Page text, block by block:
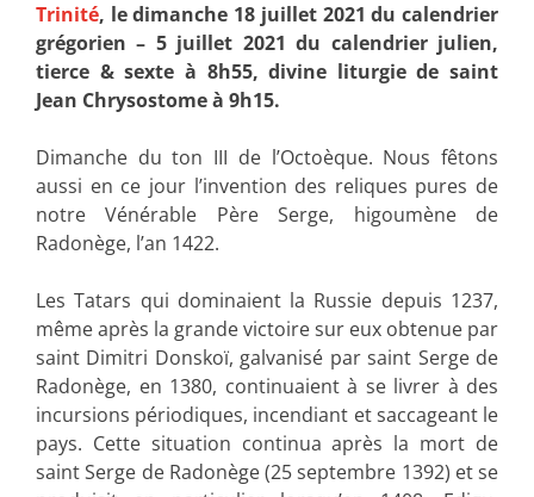
Trinité, le dimanche 18 juillet 2021 du calendrier
grégorien – 5 juillet 2021 du calendrier julien,
tierce & sexte à 8h55, divine liturgie de saint
Jean Chrysostome à 9h15.
Dimanche du ton III de l’Octoèque. Nous fêtons
aussi en ce jour l’invention des reliques pures de
notre Vénérable Père Serge, higoumène de
Radonège, l’an 1422.
Les Tatars qui dominaient la Russie depuis 1237,
même après la grande victoire sur eux obtenue par
saint Dimitri Donskoï, galvanisé par saint Serge de
Radonège, en 1380, continuaient à se livrer à des
incursions périodiques, incendiant et saccageant le
pays. Cette situation continua après la mort de
saint Serge de Radonège (25 septembre 1392) et se